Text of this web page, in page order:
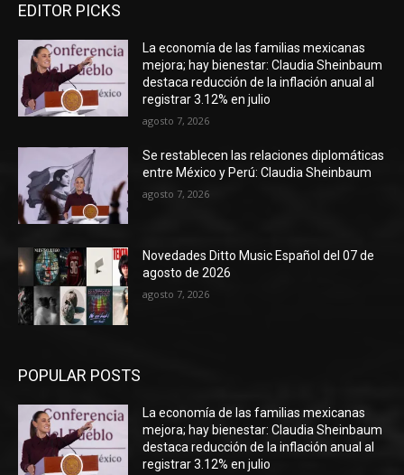
EDITOR PICKS
La economía de las familias mexicanas
mejora; hay bienestar: Claudia Sheinbaum
destaca reducción de la inflación anual al
registrar 3.12% en julio
agosto 7, 2026
Se restablecen las relaciones diplomáticas
entre México y Perú: Claudia Sheinbaum
agosto 7, 2026
Novedades Ditto Music Español del 07 de
agosto de 2026
agosto 7, 2026
POPULAR POSTS
La economía de las familias mexicanas
mejora; hay bienestar: Claudia Sheinbaum
destaca reducción de la inflación anual al
registrar 3.12% en julio